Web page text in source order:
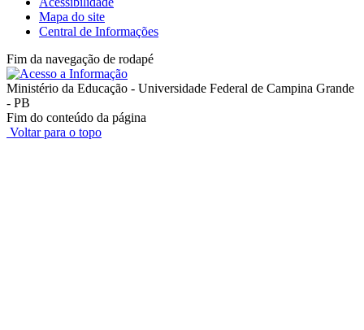
Mapa do site
Central de Informações
Fim da navegação de rodapé
Ministério da Educação - Universidade Federal de Campina Grande
- PB
Fim do conteúdo da página
Voltar para o topo